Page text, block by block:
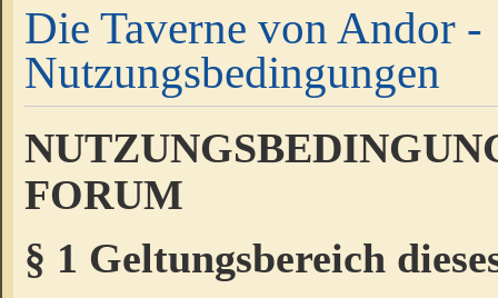
Die Taverne von Andor -
Nutzungsbedingungen
FORUM
§ 1 Geltungsbereich